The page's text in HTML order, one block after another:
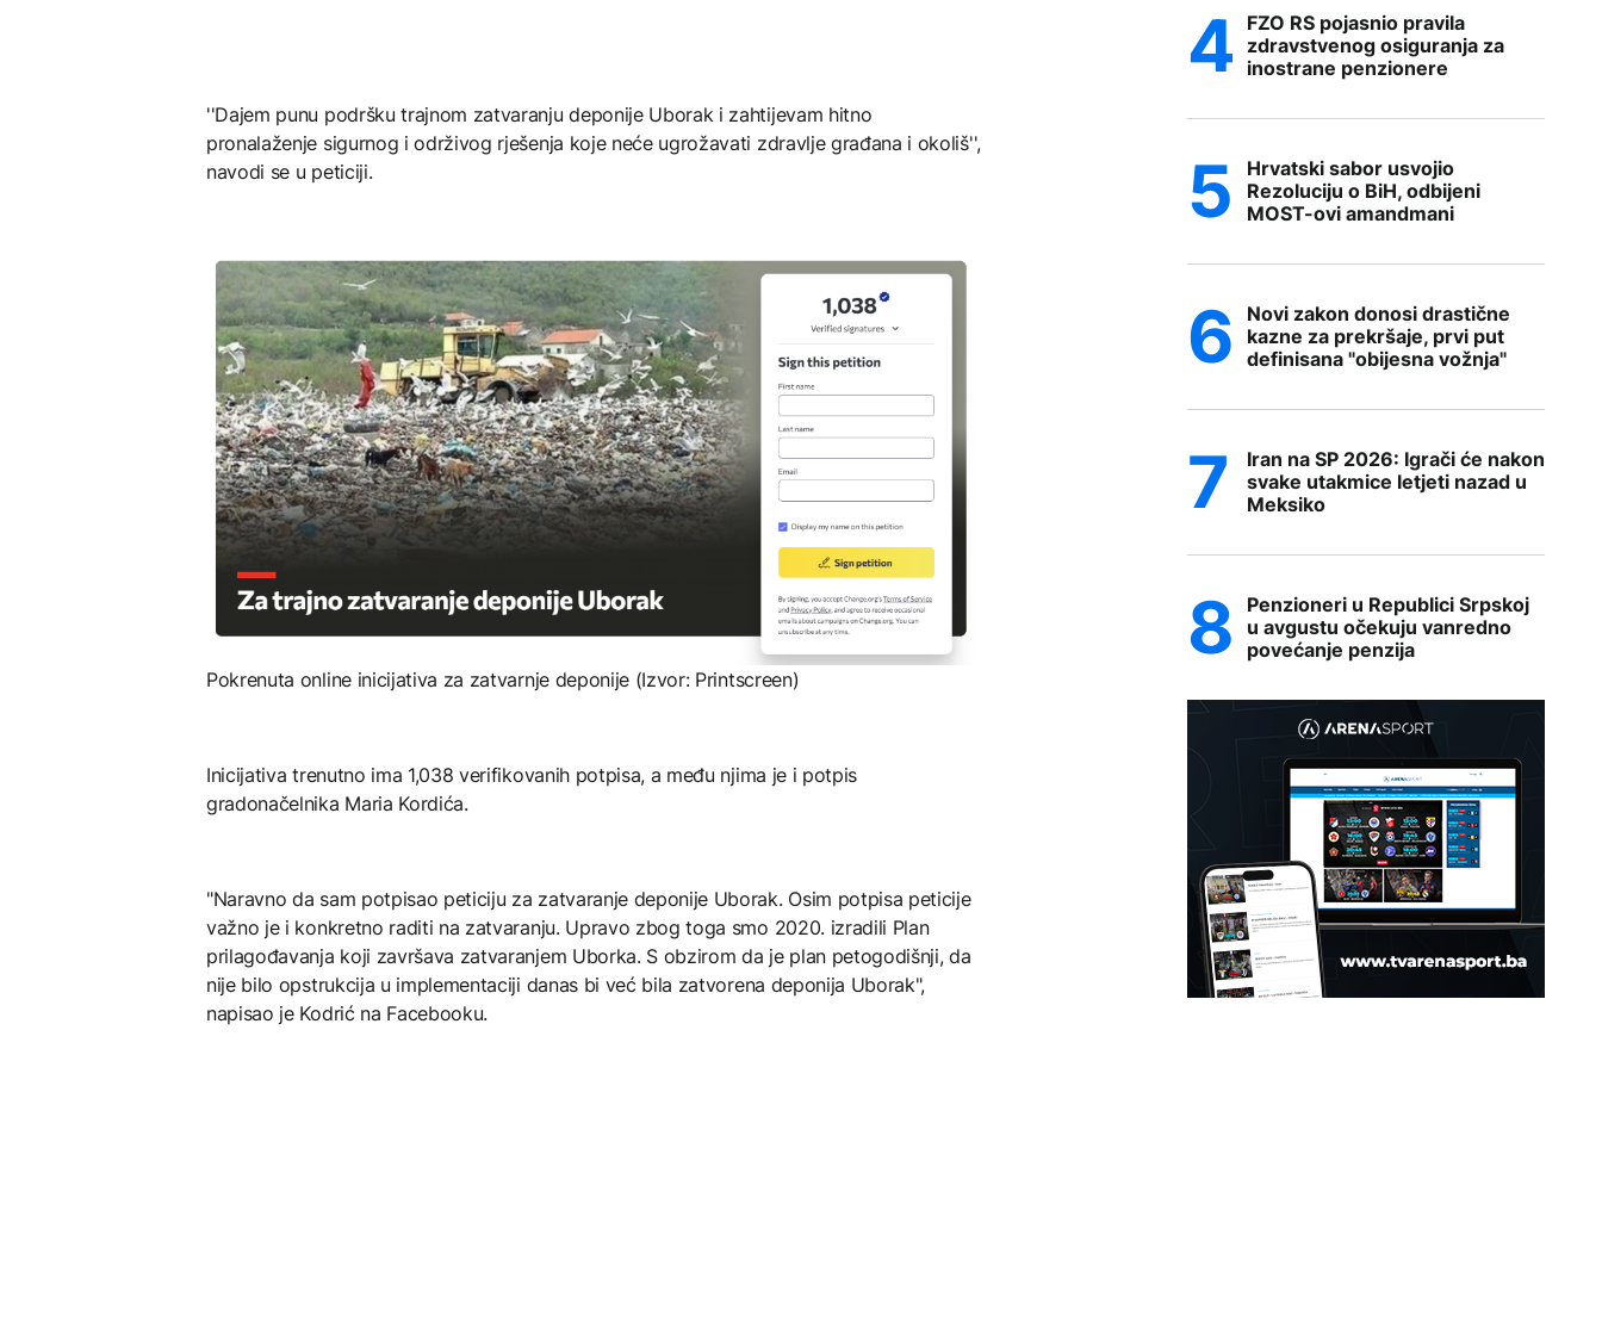
''Dajem punu podršku trajnom zatvaranju deponije Uborak i zahtijevam hitno
pronalaženje sigurnog i održivog rješenja koje neće ugrožavati zdravlje građana i okoliš'',
navodi se u peticiji.
Pokrenuta online inicijativa za zatvarnje deponije (Izvor: Printscreen)
Inicijativa trenutno ima 1,038 verifikovanih potpisa, a među njima je i potpis
gradonačelnika Maria Kordića.
"Naravno da sam potpisao peticiju za zatvaranje deponije Uborak. Osim potpisa peticije
važno je i konkretno raditi na zatvaranju. Upravo zbog toga smo 2020. izradili Plan
prilagođavanja koji završava zatvaranjem Uborka. S obzirom da je plan petogodišnji, da
nije bilo opstrukcija u implementaciji danas bi već bila zatvorena deponija Uborak",
napisao je Kodrić na Facebooku.
FZO RS pojasnio pravila
zdravstvenog osiguranja za
inostrane penzionere
Hrvatski sabor usvojio
Rezoluciju o BiH, odbijeni
MOST-ovi amandmani
Novi zakon donosi drastične
kazne za prekršaje, prvi put
definisana "obijesna vožnja"
Iran na SP 2026: Igrači će nakon
svake utakmice letjeti nazad u
Meksiko
Penzioneri u Republici Srpskoj
u avgustu očekuju vanredno
povećanje penzija